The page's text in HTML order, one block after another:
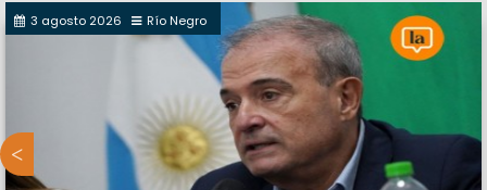
3 agosto 2026 Río Negro